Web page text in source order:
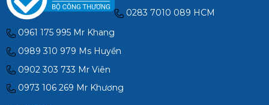
0283 7010 089 HCM
0961 175 995 Mr Khang
0989 310 979 Ms Huyền
0902 303 733 Mr Viên
0973 106 269 Mr Khương